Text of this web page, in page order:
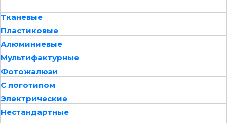
Тканевые
Пластиковые
Алюминиевые
Мультифактурные
Фотожалюзи
С логотипом
Электрические
Нестандартные